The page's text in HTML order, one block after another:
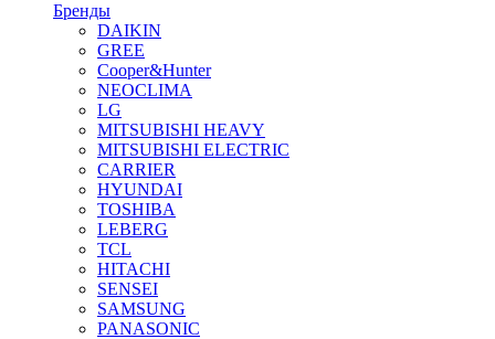
Бренды
DAIKIN
GREE
Cooper&Hunter
NEOCLIMA
LG
MITSUBISHI HEAVY
MITSUBISHI ELECTRIC
CARRIER
HYUNDAI
TOSHIBA
LEBERG
TCL
HITACHI
SENSEI
SAMSUNG
PANASONIC